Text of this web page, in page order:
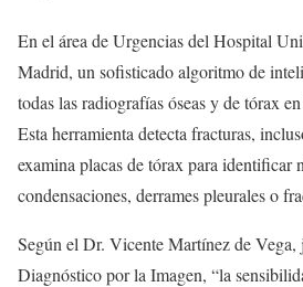
En el área de Urgencias del Hospital
Madrid, un sofisticado algoritmo de
todas las radiografías óseas y de tórax
Esta herramienta detecta fracturas,
examina placas de tórax para identificar
condensaciones, derrames pleurales o
Según el Dr. Vicente Martínez de Vega,
Diagnóstico por la Imagen, “la